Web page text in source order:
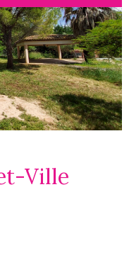
Ville